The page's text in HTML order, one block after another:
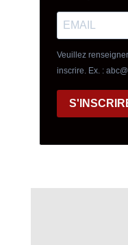
Veuillez
inscrire. Ex. :